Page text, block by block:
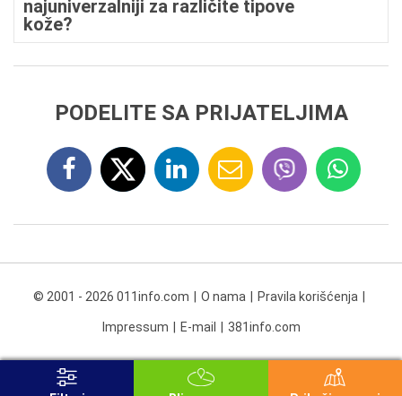
najuniverzalniji za različite tipove
kože?
PODELITE SA PRIJATELJIMA
© 2001 - 2026 011info.com O nama Pravila korišćenja
Impressum E-mail 381info.com